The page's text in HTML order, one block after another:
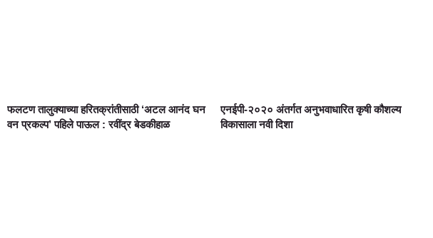
फलटण तालुक्याच्या हरितक्रांतीसाठी ‘अटल आनंद घन
वन प्रकल्प’ पहिले पाऊल : रवींद्र बेडकीहाळ
एनईपी-२०२० अंतर्गत अनुभवाधारित कृषी कौशल्य
विकासाला नवी दिशा